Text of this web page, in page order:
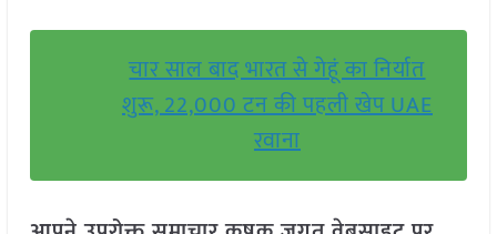
चार साल बाद भारत से गेहूं का निर्यात
शुरू, 22,000 टन की पहली खेप UAE
रवाना